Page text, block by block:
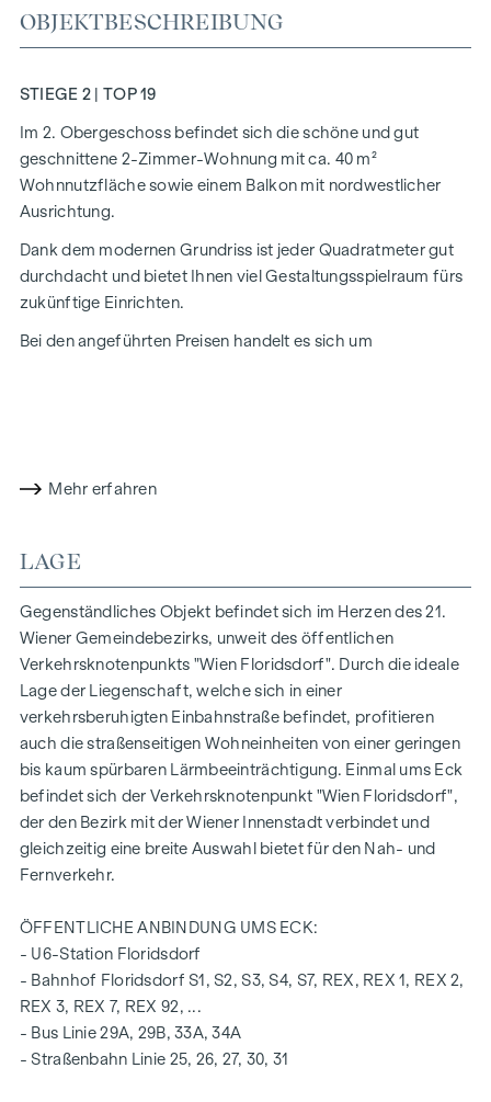
OBJEKTBESCHREIBUNG
STIEGE 2 | TOP 19
Im 2. Obergeschoss befindet sich die schöne und gut
geschnittene 2-Zimmer-Wohnung mit ca. 40 m²
Wohnnutzfläche sowie einem Balkon mit nordwestlicher
Ausrichtung.
Dank dem modernen Grundriss ist jeder Quadratmeter gut
durchdacht und bietet Ihnen viel Gestaltungsspielraum fürs
zukünftige Einrichten.
Bei den angeführten Preisen handelt es sich um
Die Raumaufteilung gliedert sich wie folgt:
separatem WC
und zum Schlafzimmer
Schlafzimmer (ca. 10 m²) mit direktem Zugang zum
Balkon und zum Badezimmer
Badezimmer mit Badewanne, Handwaschbecken,
Handtuchwärmer und Waschmaschinenanschluss
Balkon (ca. 4 m²) mit Nordwest-Ausrichtung
Kellerabteil im Untergeschoss
Der besonders günstig gelegene Standort der
verkehrsberuhigten Einbahnstraße "Fahrbachgasse", die
fließend in die Begegnungszone der dort angesiedelten
Bildungseinrichtungen über geht, verleiht dem Objekt den
AUSSTATTUNG DER WOHNUNG
bodentiefe Holz-Alu-Fenster mit 3-fach Isolierverglasung
elektrische Raffstores für die äußere Beschattung
hochwertiger Echtholz Eichenparkettboden aus
Österreich
Mehr erfahren
LAGE
Gegenständliches Objekt befindet sich im Herzen des 21.
Wiener Gemeindebezirks, unweit des öffentlichen
Verkehrsknotenpunkts "Wien Floridsdorf". Durch die ideale
Lage der Liegenschaft, welche sich in einer
verkehrsberuhigten Einbahnstraße befindet, profitieren
auch die straßenseitigen Wohneinheiten von einer geringen
bis kaum spürbaren Lärmbeeinträchtigung. Einmal ums Eck
befindet sich der Verkehrsknotenpunkt "Wien Floridsdorf",
der den Bezirk mit der Wiener Innenstadt verbindet und
gleichzeitig eine breite Auswahl bietet für den Nah- und
Fernverkehr.
ÖFFENTLICHE ANBINDUNG UMS ECK:
- U6-Station Floridsdorf
- Bahnhof Floridsdorf S1, S2, S3, S4, S7, REX, REX 1, REX 2,
REX 3, REX 7, REX 92, ...
- Bus Linie 29A, 29B, 33A, 34A
- Straßenbahn Linie 25, 26, 27, 30, 31